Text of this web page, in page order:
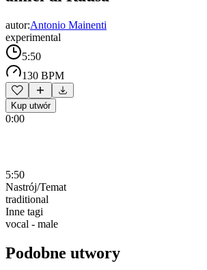
autor:Antonio Mainenti
experimental
5:50
130 BPM
Kup utwór
0:00
5:50
Nastrój/Temat
traditional
Inne tagi
vocal - male
Podobne utwory